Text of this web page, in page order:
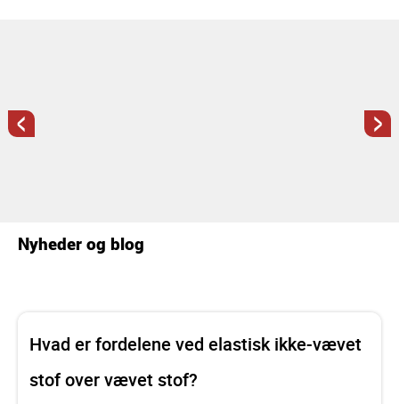
< >
Nyheder og blog
Hvad er fordelene ved elastisk ikke-vævet
stof over vævet stof?